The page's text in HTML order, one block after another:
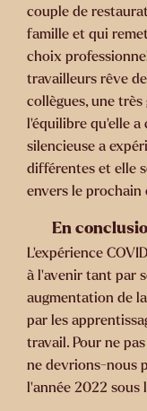
couple de
famille et qui
choix
travailleurs rêve
collègues, une
l’équilibre qu’elle
silencieuse a
différentes et elle
envers le prochain
En
L’expérience
à l’avenir tant par
augmentation de
par les
travail. Pour ne
ne devrions-nous
l’année 2022 sous